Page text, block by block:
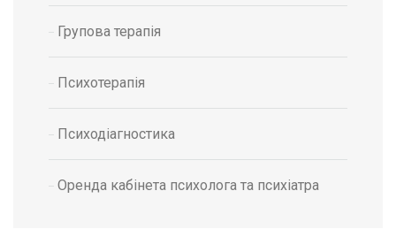
Групова терапія
Психотерапія
Психодіагностика
Оренда кабінета психолога та психіатра